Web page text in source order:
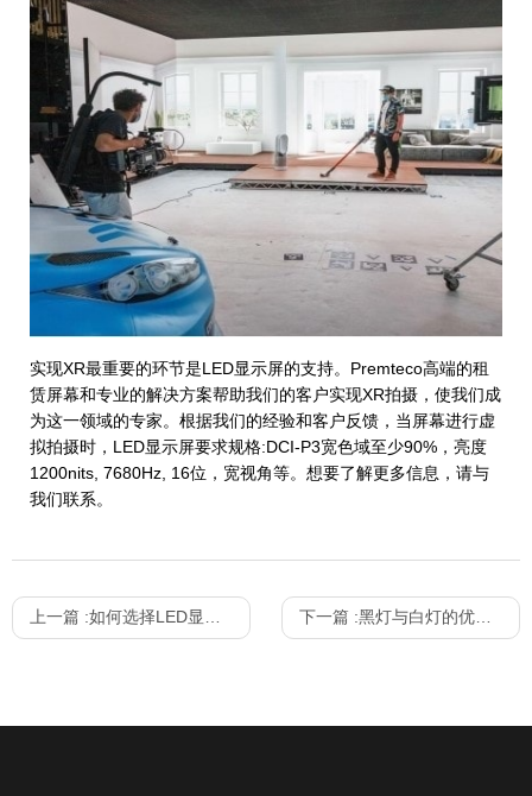
实现XR最重要的环节是LED显示屏的支持。Premteco高端的租
赁屏幕和专业的解决方案帮助我们的客户实现XR拍摄，使我们成
为这一领域的专家。根据我们的经验和客户反馈，当屏幕进行虚
拟拍摄时，LED显示屏要求规格:DCI-P3宽色域至少90%，亮度
1200nits, 7680Hz, 16位，宽视角等。想要了解更多信息，请与
我们联系。
上一篇 :如何选择LED显示屏 下一篇 :黑灯与白灯的优势分析